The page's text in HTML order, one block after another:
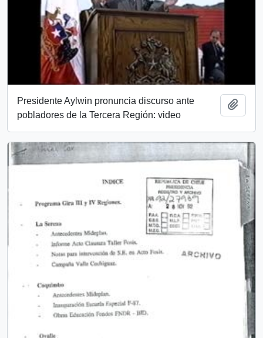
Presidente Aylwin pronuncia discurso ante
pobladores de la Tercera Región: video